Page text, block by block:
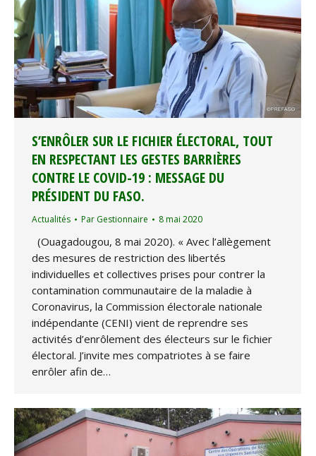
S’ENRÔLER SUR LE FICHIER ÉLECTORAL, TOUT
EN RESPECTANT LES GESTES BARRIÈRES
CONTRE LE COVID-19 : MESSAGE DU
PRÉSIDENT DU FASO.
Actualités Par Gestionnaire 8 mai 2020
(Ouagadougou, 8 mai 2020). « Avec l’allègement
des mesures de restriction des libertés
individuelles et collectives prises pour contrer la
contamination communautaire de la maladie à
Coronavirus, la Commission électorale nationale
indépendante (CENI) vient de reprendre ses
activités d’enrôlement des électeurs sur le fichier
électoral. J’invite mes compatriotes à se faire
enrôler afin de…